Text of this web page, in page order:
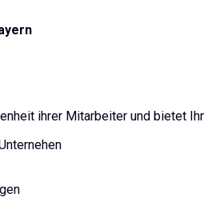
ihrer Mitarbeiter und bietet